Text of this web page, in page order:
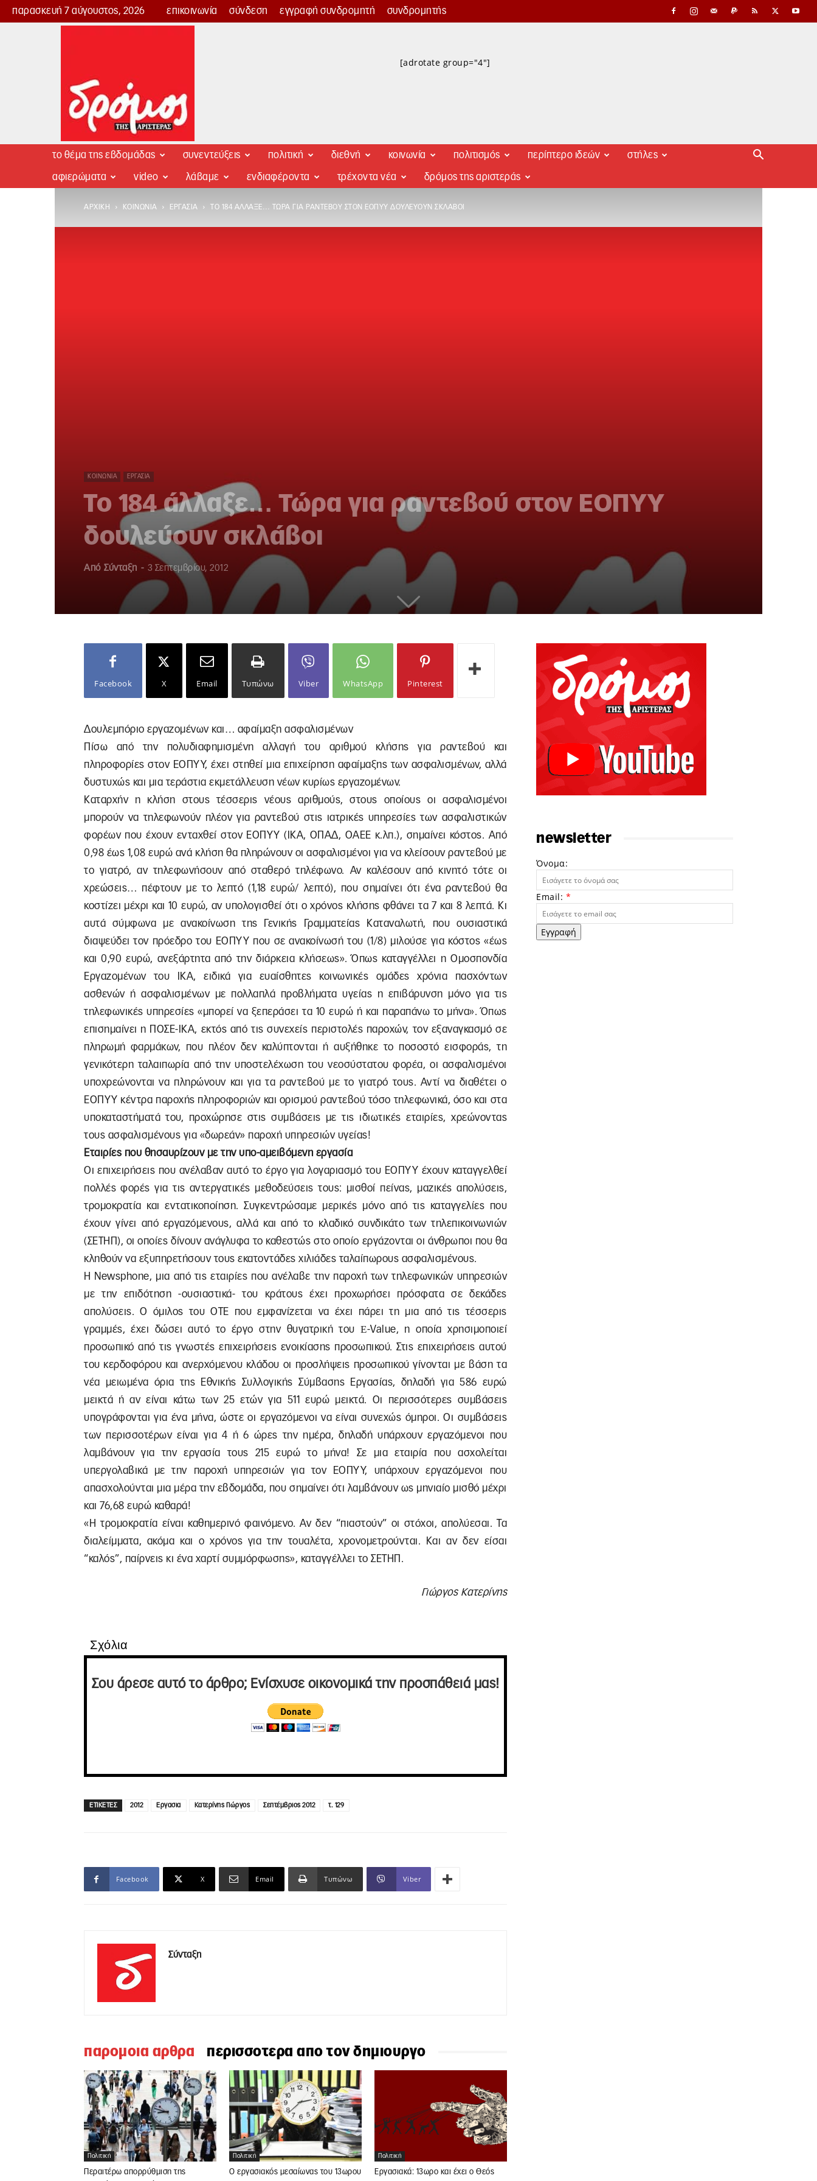
παρασκευή 7 αύγουστος, 2026 επικοινωνία σύνδεση εγγραφή συνδρομητή συνδρομητής
Δρόμος
[adrotate group="4"]
το θέμα της εβδομάδας συνεντεύξεις πολιτική διεθνή κοινωνία πολιτισμός περίπτερο ιδεών στήλες
αφιερώματα video λάβαμε ενδιαφέροντα τρέχοντα νέα δρόμος της αριστεράς
ΑΡΧΙΚΉ ΚΟΙΝΩΝΊΑ ΕΡΓΑΣΊΑ ΤΟ 184 ΆΛΛΑΞΕ… ΤΏΡΑ ΓΙΑ ΡΑΝΤΕΒΟΎ ΣΤΟΝ ΕΟΠΥΥ ΔΟΥΛΕΎΟΥΝ ΣΚΛΆΒΟΙ
ΚΟΙΝΩΝΊΑ ΕΡΓΑΣΊΑ
Το 184 άλλαξε… Τώρα για ραντεβού στον ΕΟΠΥΥ
δουλεύουν σκλάβοι
Από Σύνταξη - 3 Σεπτεμβρίου, 2012
Facebook X Email Τυπώνω Viber WhatsApp Pinterest
Δουλεμπόριο εργαζομένων και… αφαίμαξη ασφαλισμένων
Πίσω από την πολυδιαφημισμένη αλλαγή του αριθμού κλήσης για ραντεβού και
πληροφορίες στον ΕΟΠΥΥ, έχει στηθεί μια επιχείρηση αφαίμαξης των ασφαλισμένων, αλλά
δυστυχώς και μια τεράστια εκμετάλλευση νέων κυρίως εργαζομένων.
Καταρχήν η κλήση στους τέσσερις νέους αριθμούς, στους οποίους οι ασφαλισμένοι
μπορούν να τηλεφωνούν πλέον για ραντεβού στις ιατρικές υπηρεσίες των ασφαλιστικών
φορέων που έχουν ενταχθεί στον ΕΟΠΥΥ (ΙΚΑ, ΟΠΑΔ, ΟΑΕΕ κ.λπ.), σημαίνει κόστος. Από
0,98 έως 1,08 ευρώ ανά κλήση θα πληρώνουν οι ασφαλισμένοι για να κλείσουν ραντεβού με
το γιατρό, αν τηλεφωνήσουν από σταθερό τηλέφωνο. Αν καλέσουν από κινητό τότε οι
χρεώσεις… πέφτουν με το λεπτό (1,18 ευρώ/ λεπτό), που σημαίνει ότι ένα ραντεβού θα
κοστίζει μέχρι και 10 ευρώ, αν υπολογισθεί ότι ο χρόνος κλήσης φθάνει τα 7 και 8 λεπτά. Κι
αυτά σύμφωνα με ανακοίνωση της Γενικής Γραμματείας Καταναλωτή, που ουσιαστικά
διαψεύδει τον πρόεδρο του ΕΟΠΥΥ που σε ανακοίνωσή του (1/8) μιλούσε για κόστος «έως
και 0,90 ευρώ, ανεξάρτητα από την διάρκεια κλήσεως». Όπως καταγγέλλει η Ομοσπονδία
Εργαζομένων του ΙΚΑ, ειδικά για ευαίσθητες κοινωνικές ομάδες χρόνια πασχόντων
ασθενών ή ασφαλισμένων με πολλαπλά προβλήματα υγείας η επιβάρυνση μόνο για τις
τηλεφωνικές υπηρεσίες «μπορεί να ξεπεράσει τα 10 ευρώ ή και παραπάνω το μήνα». Όπως
επισημαίνει η ΠΟΣΕ-ΙΚΑ, εκτός από τις συνεχείς περιστολές παροχών, τον εξαναγκασμό σε
πληρωμή φαρμάκων, που πλέον δεν καλύπτονται ή αυξήθηκε το ποσοστό εισφοράς, τη
γενικότερη ταλαιπωρία από την υποστελέχωση του νεοσύστατου φορέα, οι ασφαλισμένοι
υποχρεώνονται να πληρώνουν και για τα ραντεβού με το γιατρό τους. Αντί να διαθέτει ο
ΕΟΠΥΥ κέντρα παροχής πληροφοριών και ορισμού ραντεβού τόσο τηλεφωνικά, όσο και στα
υποκαταστήματά του, προχώρησε στις συμβάσεις με τις ιδιωτικές εταιρίες, χρεώνοντας
τους ασφαλισμένους για «δωρεάν» παροχή υπηρεσιών υγείας!
Εταιρίες που θησαυρίζουν με την υπο-αμειβόμενη εργασία
Οι επιχειρήσεις που ανέλαβαν αυτό το έργο για λογαριασμό του ΕΟΠΥΥ έχουν καταγγελθεί
πολλές φορές για τις αντεργατικές μεθοδεύσεις τους: μισθοί πείνας, μαζικές απολύσεις,
τρομοκρατία και εντατικοποίηση. Συγκεντρώσαμε μερικές μόνο από τις καταγγελίες που
έχουν γίνει από εργαζόμενους, αλλά και από το κλαδικό συνδικάτο των τηλεπικοινωνιών
(ΣΕΤΗΠ), οι οποίες δίνουν ανάγλυφα το καθεστώς στο οποίο εργάζονται οι άνθρωποι που θα
κληθούν να εξυπηρετήσουν τους εκατοντάδες χιλιάδες ταλαίπωρους ασφαλισμένους.
Η Newsphone, μια από τις εταιρίες που ανέλαβε την παροχή των τηλεφωνικών υπηρεσιών
με την επιδότηση -ουσιαστικά- του κράτους έχει προχωρήσει πρόσφατα σε δεκάδες
απολύσεις. Ο όμιλος του ΟΤΕ που εμφανίζεται να έχει πάρει τη μια από τις τέσσερις
γραμμές, έχει δώσει αυτό το έργο στην θυγατρική του Е-Value, η οποία χρησιμοποιεί
προσωπικό από τις γνωστές επιχειρήσεις ενοικίασης προσωπικού. Στις επιχειρήσεις αυτού
του κερδοφόρου και ανερχόμενου κλάδου οι προσλήψεις προσωπικού γίνονται με βάση τα
νέα μειωμένα όρια της Εθνικής Συλλογικής Σύμβασης Εργασίας, δηλαδή για 586 ευρώ
μεικτά ή αν είναι κάτω των 25 ετών για 511 ευρώ μεικτά. Οι περισσότερες συμβάσεις
υπογράφονται για ένα μήνα, ώστε οι εργαζόμενοι να είναι συνεχώς όμηροι. Οι συμβάσεις
των περισσοτέρων είναι για 4 ή 6 ώρες την ημέρα, δηλαδή υπάρχουν εργαζόμενοι που
λαμβάνουν για την εργασία τους 215 ευρώ το μήνα! Σε μια εταιρία που ασχολείται
υπεργολαβικά με την παροχή υπηρεσιών για τον ΕΟΠΥΥ, υπάρχουν εργαζόμενοι που
απασχολούνται μια μέρα την εβδομάδα, που σημαίνει ότι λαμβάνουν ως μηνιαίο μισθό μέχρι
και 76,68 ευρώ καθαρά!
«Η τρομοκρατία είναι καθημερινό φαινόμενο. Αν δεν “πιαστούν” οι στόχοι, απολύεσαι. Τα
διαλείμματα, ακόμα και ο χρόνος για την τουαλέτα, χρονομετρούνται. Και αν δεν είσαι
“καλός”, παίρνεις κι ένα χαρτί συμμόρφωσης», καταγγέλλει το ΣΕΤΗΠ.
Γιώργος Κατερίνης
Σχόλια
Σου άρεσε αυτό το άρθρο; Ενίσχυσε οικονομικά την προσπάθειά μας!
ΕΤΙΚΕΤΕΣ 2012 Εργασια Κατερίνης Γιώργος Σεπτέμβριος 2012 τ. 129
Facebook X Email Τυπώνω Viber
Σύνταξη
παρομοια αρθρα περισσοτερα απο τον δημιουργο
Πολιτική
Περαιτέρω απορρύθμιση της
Πολιτική
Ο εργασιακός μεσαίωνας του 13ωρου
Πολιτική
Εργασιακά: 13ωρο και έχει ο Θεός
newsletter
Όνομα:
Email: *
Εγγραφή